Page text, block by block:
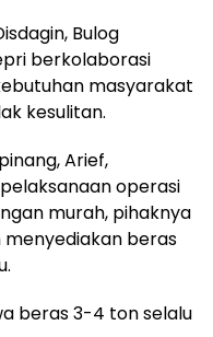
Bulog
berkolaborasi
masyarakat
kesulitan.
Arief,
operasi
murah, pihaknya
menyediakan beras
beras 3-4 ton selalu